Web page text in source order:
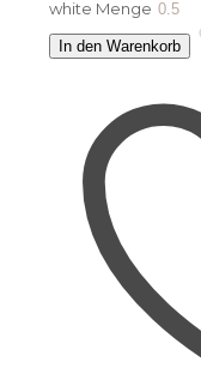
white Menge
In den Warenkorb